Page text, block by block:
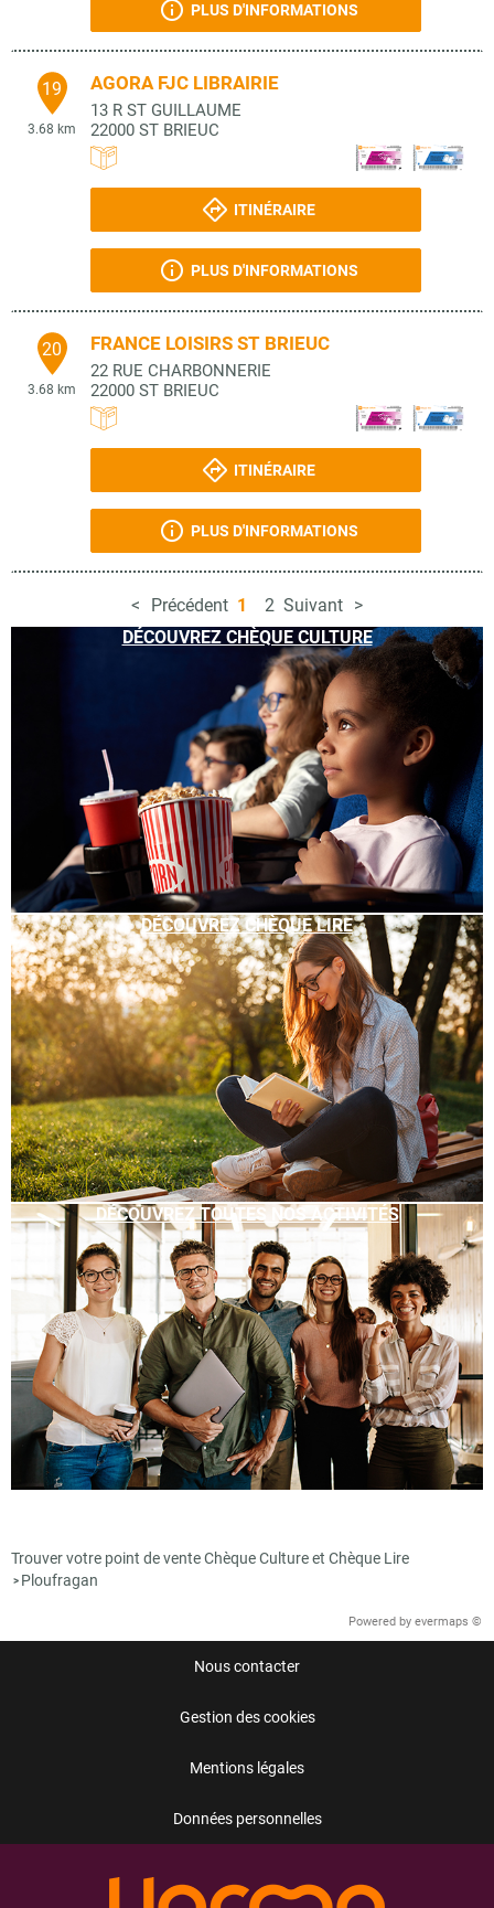
PLUS D'INFORMATIONS
19
3.68 km
AGORA FJC LIBRAIRIE
13 R ST GUILLAUME
22000 ST BRIEUC
ITINÉRAIRE
PLUS D'INFORMATIONS
20
3.68 km
FRANCE LOISIRS ST BRIEUC
22 RUE CHARBONNERIE
22000 ST BRIEUC
ITINÉRAIRE
PLUS D'INFORMATIONS
Précédent 1 2 Suivant
DÉCOUVREZ CHÈQUE CULTURE
DÉCOUVREZ CHÈQUE LIRE
DÉCOUVREZ TOUTES NOS ACTIVITÉS
Trouver votre point de vente Chèque Culture et Chèque Lire
> Ploufragan
Powered by evermaps ©
Nous contacter
Gestion des cookies
Mentions légales
Données personnelles